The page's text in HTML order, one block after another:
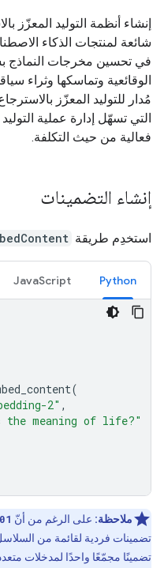
شائعة لمنتجات الذكاء
في تحسين مخرجات النماذج
الوقائعية وتماسكها وثراء
مُدار للتوليد المعزّز
التي تسهّل إدارة عملية
فعالية من حيث التكلفة.
إنشاء التضمينات
استخدِم طريقة
Python
JavaScript
(
2" ,
the meaning of life?"
ملاحظة: على الرغم من أنّ
تضمينًا مجمّعًا واحدًا لمدخلات